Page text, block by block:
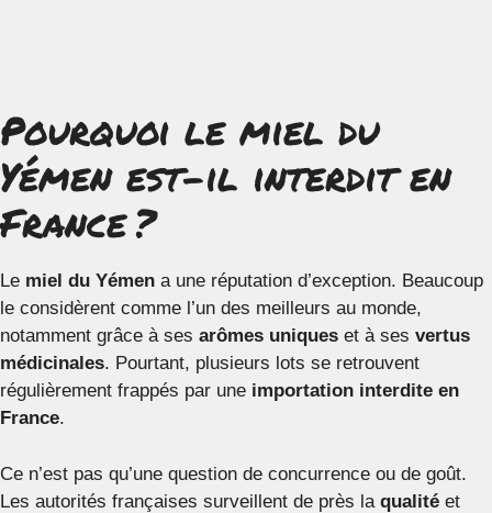
Pourquoi le miel du
Yémen est-il interdit en
France ?
Le miel du Yémen a une réputation d’exception. Beaucoup
le considèrent comme l’un des meilleurs au monde,
notamment grâce à ses arômes uniques et à ses vertus
médicinales. Pourtant, plusieurs lots se retrouvent
régulièrement frappés par une importation interdite en
France.
Ce n’est pas qu’une question de concurrence ou de goût.
Les autorités françaises surveillent de près la qualité et